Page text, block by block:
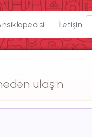
İletişim
ulaşın